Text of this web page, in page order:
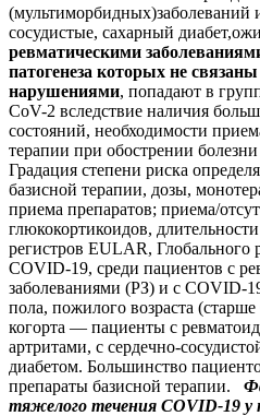
(мультиморбидных)заболеваний
сосудистые, сахарный
ревматическими
патогенеза которых не
нарушениями, попадают в
CoV-2 вследствие наличия
состояний, необходимости
терапии при обострении
Градация степени риска
базисной терапии, дозы,
приема препаратов; приема/
глюкокортикоидов,
регистров EULAR, Глобального
COVID-19, среди пациентов с
заболеваниями (РЗ) и с COVID-
пола, пожилого возраста
когорта — пациенты с
артритами, с сердечно-
диабетом. Большинство
препараты базисной терапии.
тяжелого течения COVID-19 у